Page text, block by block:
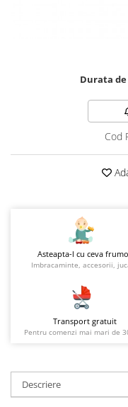
Kituri constructie si
Machete auto Diecast
Masini, trenuri, avioane
Accesorii
Role, patine cu rotile
Durata
Cod
Asteapta-l cu ceva
Imbracaminte, accesorii,
Transport gratuit
Pentru comenzi mai mari de
Descriere